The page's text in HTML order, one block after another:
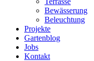
Bewässerung
Beleuchtung
Projekte
Gartenblog
Jobs
Kontakt